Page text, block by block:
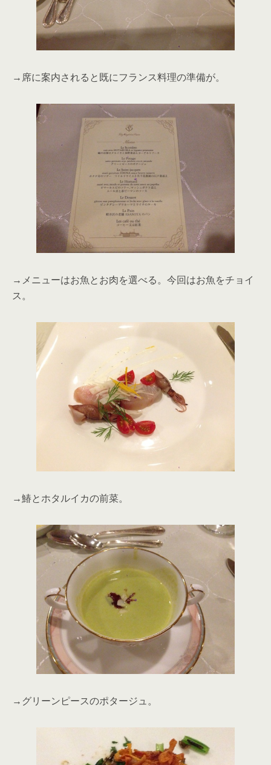
→席に案内されると既にフランス料理の準備が。
→メニューはお魚とお肉を選べる。今回はお魚をチョイ
ス。
→鰆とホタルイカの前菜。
→グリーンピースのポタージュ。